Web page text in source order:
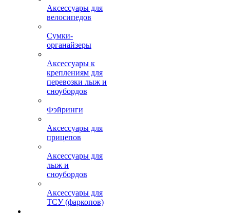
Аксессуары для
велосипедов
Сумки-
органайзеры
Аксессуары к
креплениям для
перевозки лыж и
сноубордов
Фэйринги
Аксессуары для
прицепов
Аксессуары для
лыж и
сноубордов
Аксессуары для
ТСУ (фаркопов)